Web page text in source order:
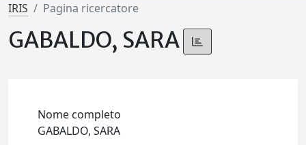
IRIS Pagina ricercatore
GABALDO, SARA
Nome completo
GABALDO, SARA